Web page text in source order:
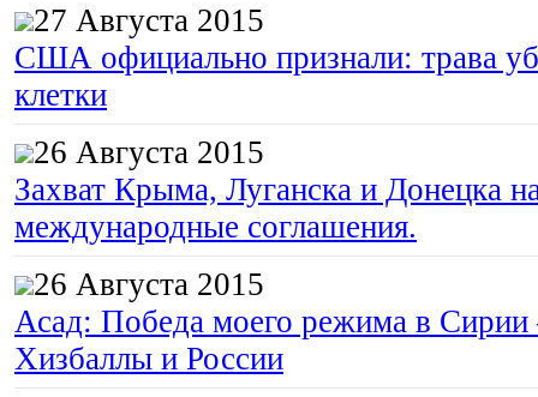
27 Августа 2015
США официально признали: трава
клетки
26 Августа 2015
Захват Крыма, Луганска и Донецка
международные соглашения.
26 Августа 2015
Асад: Победа моего режима в
Хизбаллы и России